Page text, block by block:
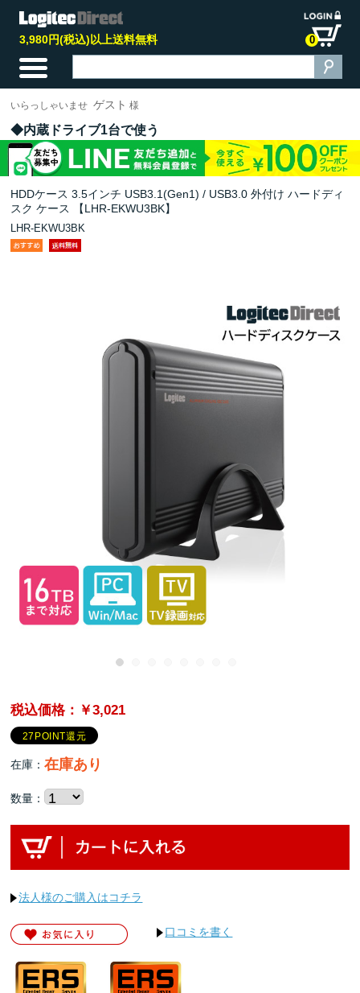
3,980円(税込)以上送料無料 0
いらっしゃいませ ゲスト 様
内蔵ドライブ1台で使う
HDDケース 3.5インチ USB3.1(Gen1) / USB3.0 外付け ハードディ
スク ケース 【LHR-EKWU3BK】
LHR-EKWU3BK
税込価格：￥3,021
27POINT還元
在庫：在庫あり
数量：
法人様のご購入はコチラ
口コミを書く